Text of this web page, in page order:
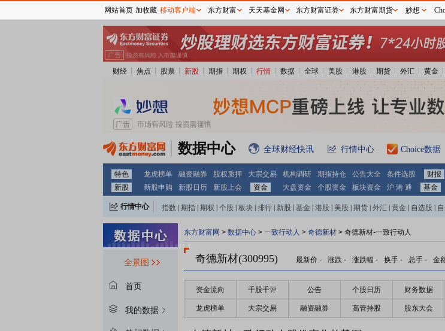
财经 焦点 股票 新股 期指 期权 行情 数据 全球 美股 港股 期货 外汇 黄金
数据中心 全球财经快讯 行情中心 Choice数据
特色 龙虎榜单 融资融券 股权质押 大宗交易 机构调研 期指持仓 公告大全 条件选股 财报
新股
新股申购 新股日历 新股上会 资金 大盘资金 个股资金 板块资金 沪 港 通 基金
行情中心 指数 期指 期权 个股 板块 排行 新股 基金 港股 美股 期货 外汇 黄金 自选股
全景图
首页
我的数据
东方财富网 > 数据中心 > 一致行动人 > 奇德新材 > 奇德新材-一致行动人
奇德新材(300995) 最新价 - 涨跌 - 涨跌幅 - 换手 - 总手 - 金
资金流向 千股千评 公告 个股日历 财务数据
龙虎榜单 大宗交易 融资融券 高管持股 股东大会
网站首页 加收藏 移动客户端 东方财富 天天基金网 东方财富证券 东方财富期货 妙想